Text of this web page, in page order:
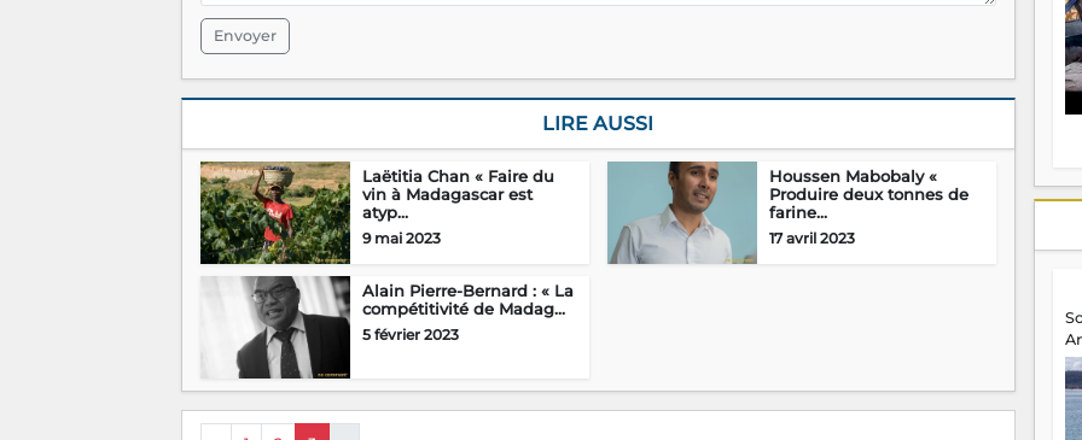
Envoyer
LIRE AUSSI
Laëtitia Chan « Faire du
vin à Madagascar est
atyp...
9 mai 2023
Houssen Mabobaly «
Produire deux tonnes de
farine...
17 avril 2023
Alain Pierre-Bernard : « La
compétitivité de Madag...
5 février 2023